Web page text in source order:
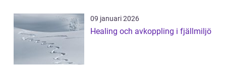
09 januari 2026
Healing och avkoppling i fjällmiljö